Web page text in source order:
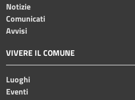
Notizie
Comunicati
Avvisi
VIVERE IL COMUNE
Luoghi
Eventi